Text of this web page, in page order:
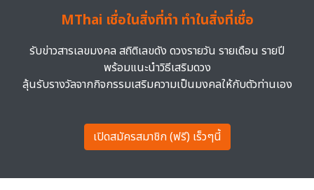
MThai เชื่อในสิ่งที่ทำ ทำในสิ่งที่เชื่อ
รับข่าวสารเลขมงคล สถิติเลขดัง ดวงรายวัน รายเดือน รายปี
พร้อมแนะนำวิธีเสริมดวง
ลุ้นรับรางวัลจากกิจกรรมเสริมความเป็นมงคลให้กับตัวท่านเอง
เปิดสมัครสมาชิก (ฟรี) เร็วๆนี้